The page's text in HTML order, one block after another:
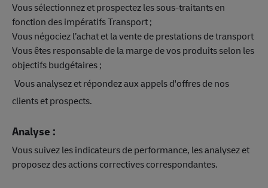
Vous sélectionnez et prospectez les sous-traitants en
fonction des impératifs Transport ;
Vous négociez l’achat et la vente de prestations de transport
Vous êtes responsable de la marge de vos produits selon les
objectifs budgétaires ;
Vous analysez et répondez aux appels d'offres de nos
clients et prospects.
Analyse :
Vous suivez les indicateurs de performance, les analysez et
proposez des actions correctives correspondantes.